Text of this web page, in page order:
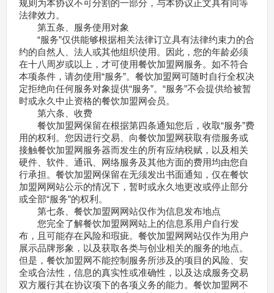
规则为本协议不可分割的一部分，与本协议正文具有同等
法律效力。
第五条、服务使用对象
“服务”仅供能够根据相关法律订立具有法律约束力的合
约的自然人、法人或其他组织使用。因此，您的年龄必须
在十八周岁或以上，才可使用餐饮加盟网服务。如不符合
本项条件，请勿使用“服务”。餐饮加盟网可随时自行全权决
定拒绝向任何服务对象提供“服务”。“服务”不会提供给被暂
时或永久中止资格的餐饮加盟网会员。
第六条、收费
餐饮加盟网保留在根据第四条通知您后，收取“服务”费
用的权利。您因进行交易、向餐饮加盟网获取有偿服务或
接触餐饮加盟网服务器而发生的所有应纳税赋，以及相关
硬件、软件、通讯、网络服务及其他方面的费用均由您自
行承担。餐饮加盟网保留在无须发出书面通知，仅在餐饮
加盟网网站公示的情况下，暂时或永久地更改或停止部分
或全部“服务”的权利。
第七条、餐饮加盟网网站仅作为信息发布地点
您完全了解餐饮加盟网网站上的信息系用户自行发
布，且可能存在风险和瑕疵。餐饮加盟网网站仅作为用户
展示品牌形象，以及获取各类与创业相关的服务的地点。
但是，餐饮加盟网不能控制服务所涉及的项目的风险、安
全或合法性，信息的真实性或准确性，以及达成服务交易
双方履行其在协议项下的各项义务的能力。餐饮加盟网不